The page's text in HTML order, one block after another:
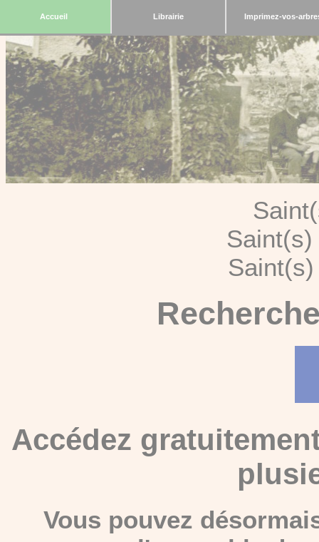
Accueil Librairie Imprimez-vos-
Accédez
Vous pouvez